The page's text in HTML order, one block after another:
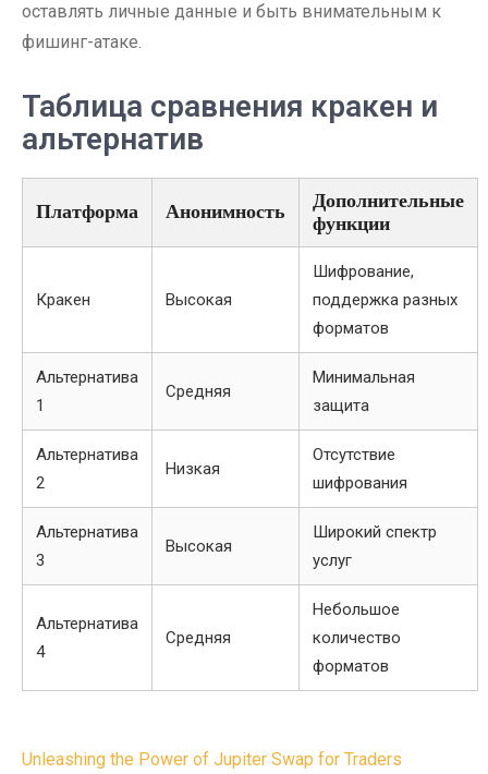
оставлять личные данные и быть внимательным к
фишинг-атаке.
Таблица сравнения кракен и
альтернатив
Платформа Анонимность
Дополнительные
функции
Кракен Высокая
Шифрование,
поддержка разных
форматов
Альтернатива
1
Средняя
Минимальная
защита
Альтернатива
2
Низкая
Отсутствие
шифрования
Альтернатива
3
Высокая
Широкий спектр
услуг
Альтернатива
4
Средняя
Небольшое
количество
форматов
Post
Unleashing the Power of Jupiter Swap for Traders